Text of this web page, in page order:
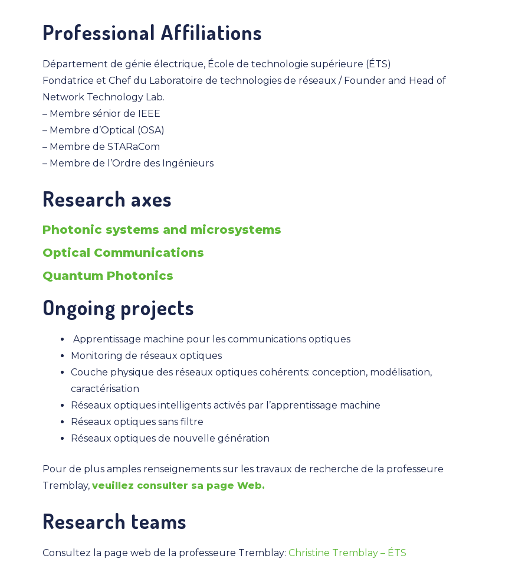
Professional Affiliations
Département de génie électrique, École de technologie supérieure (ÉTS)
Fondatrice et Chef du Laboratoire de technologies de réseaux / Founder and Head of
Network Technology Lab.
– Membre sénior de IEEE
– Membre d’Optical (OSA)
– Membre de STARaCom
– Membre de l’Ordre des Ingénieurs
Research axes
Photonic systems and microsystems
Optical Communications
Quantum Photonics
Ongoing projects
Apprentissage machine pour les communications optiques
Monitoring de réseaux optiques
Couche physique des réseaux optiques cohérents: conception, modélisation,
caractérisation
Réseaux optiques intelligents activés par l’apprentissage machine
Réseaux optiques sans filtre
Réseaux optiques de nouvelle génération
Pour de plus amples renseignements sur les travaux de recherche de la professeure
Tremblay, veuillez consulter sa page Web.
Research teams
Consultez la page web de la professeure Tremblay: Christine Tremblay – ÉTS